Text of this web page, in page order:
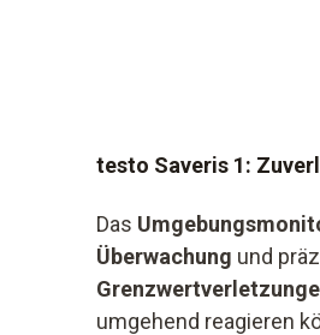
testo Saveris 1:
Das
Überwachung und
umgehend reagieren